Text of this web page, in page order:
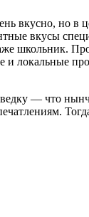
вкусно, но в
вкусы
школьник.
и локальные
— что